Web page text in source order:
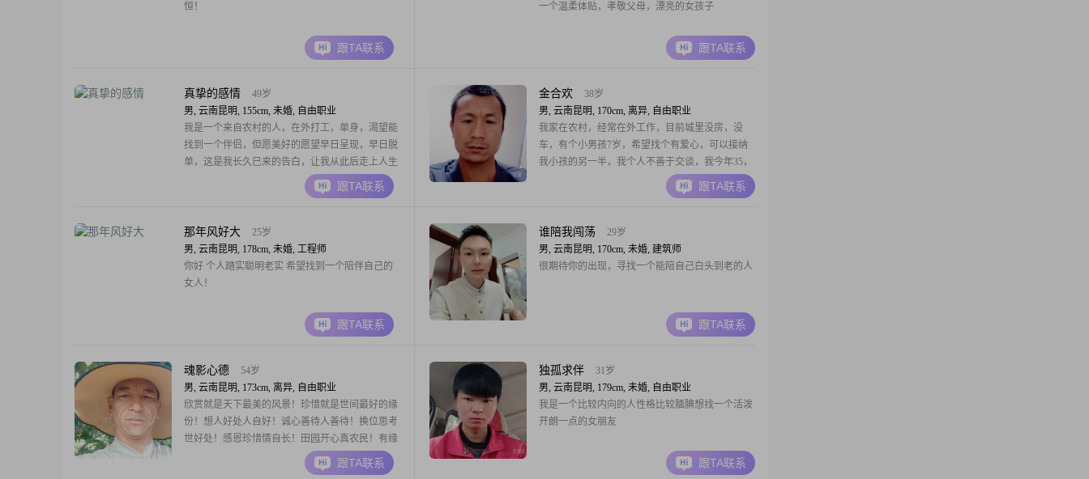
恒！
跟TA联系
一个温柔体贴，孝敬父母，漂亮的女孩子
跟TA联系
真挚的感情
49岁
男, 云南昆明, 155cm, 未婚, 自由职业
我是一个来自农村的人，在外打工，单身，渴望能
找到一个伴侣，但愿美好的愿望早日呈现，早日脱
单，这是我长久巳来的告白，让我从此后走上人生
跟TA联系
金合欢
38岁
男, 云南昆明, 170cm, 离异, 自由职业
我家在农村，经常在外工作，目前城里没房，没
车，有个小男孩7岁，希望找个有爱心，可以接纳
我小孩的另一半，我个人不善于交谈，我今年35，
想找个离婚的再婚，你有小孩我视如己出，将心比
心，我唯一不接受女方出轨离婚的，这样的女人我
支撑，我会爱你一辈子##3002##
跟TA联系
那年风好大
25岁
男, 云南昆明, 178cm, 未婚, 工程师
你好 个人踏实聪明老实 希望找到一个陪伴自己的
女人！
跟TA联系
谁陪我闯荡
29岁
男, 云南昆明, 170cm, 未婚, 建筑师
很期待你的出现，寻找一个能陪自己白头到老的人
跟TA联系
魂影心德
54岁
男, 云南昆明, 173cm, 离异, 自由职业
欣赏就是天下最美的风景！珍惜就是世间最好的缘
份！想人好处人自好！诚心善待人善待！换位思考
世好处！感恩珍惜情自长！田园开心真农民！有缘
无忧美少女！二老健在亲莫操！俩儿懂成也莫烦！
小儿八月自养大！亲裸还可带父儿！人生格言做好
跟TA联系
独孤求伴
31岁
男, 云南昆明, 179cm, 未婚, 自由职业
我是一个比较内向的人性格比较腼腆想找一个活泼
开朗一点的女朋友
跟TA联系